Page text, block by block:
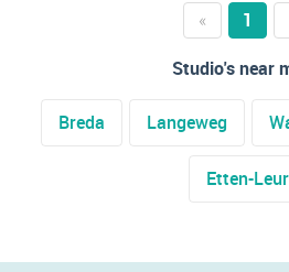
« 1
Studio's near
Breda Langeweg
Etten-Leur